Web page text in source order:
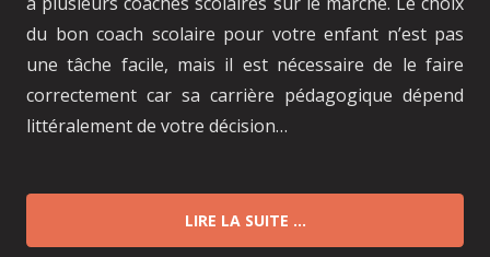
du bon coach scolaire pour votre enfant n’est pas
une tâche facile, mais il est nécessaire de le faire
correctement car sa carrière pédagogique dépend
littéralement de votre décision…
LIRE LA SUITE …